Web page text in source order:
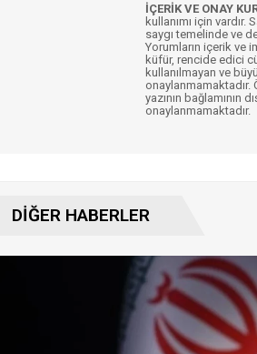
İÇERİK VE ONAY
kullanımı için
saygı temelinde ve
Yorumların içerik ve
küfür, rencide edici
kullanılmayan ve
onaylanmamaktadır.
yazının bağlamının
onaylanmamaktadır.
DIĞER HABERLER